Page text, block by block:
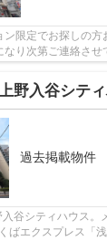
限定でお探しの方
り次第ご連絡させ
上野入谷シテ
過去掲載物件
谷シティハウス。
ばエクスプレス「